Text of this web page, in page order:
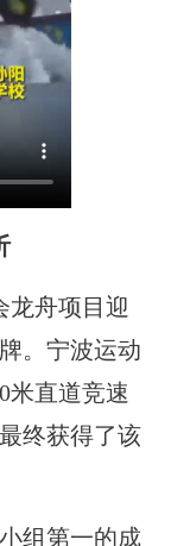
舟项目迎
。宁波运动
米直道竞速
终获得了该
组第一的成